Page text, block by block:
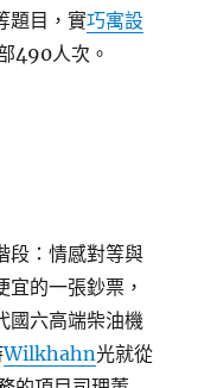
題目，實巧寓設
490人次。
：情感對等與
的一張鈔票，
國六高端柴油機
Wilkhahn光就從